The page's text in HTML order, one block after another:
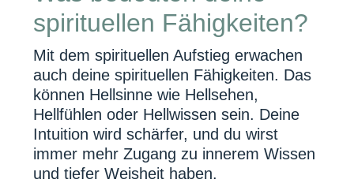
spirituellen Fähigkeiten?
Mit dem spirituellen Aufstieg erwachen
auch deine spirituellen Fähigkeiten. Das
können Hellsinne wie Hellsehen,
Hellfühlen oder Hellwissen sein. Deine
Intuition wird schärfer, und du wirst
immer mehr Zugang zu innerem Wissen
und tiefer Weisheit haben.